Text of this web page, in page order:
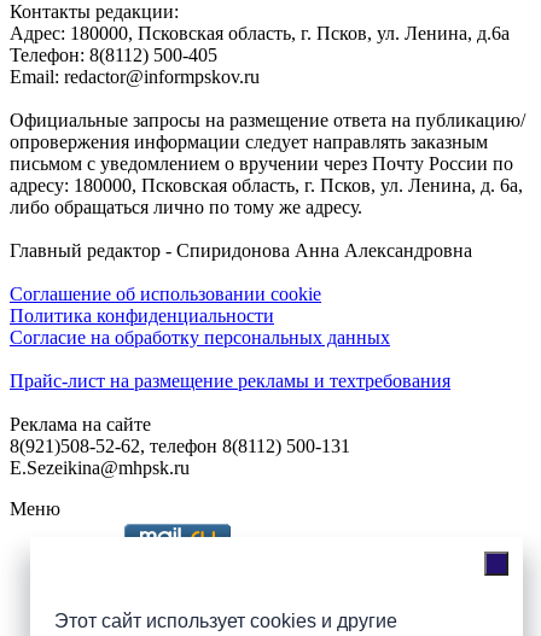
Этот сайт использует cookies и другие
Контакты редакции:
Адреc: 180000, Псковская область, г. Псков, ул. Ленина, д.6а
Телефон: 8(8112) 500-405
Email: redactor@informpskov.ru
Официальные запросы на размещение ответа на публикацию/
опровержения информации следует направлять заказным
письмом с уведомлением о вручении через Почту России по
адресу: 180000, Псковская область, г. Псков, ул. Ленина, д. 6а,
либо обращаться лично по тому же адресу.
Главный редактор - Спиридонова Анна Александровна
Соглашение об использовании cookie
Политика конфиденциальности
Согласие на обработку персональных данных
Прайс-лист на размещение рекламы и техтребования
Реклама на сайте
8(921)508-52-62, телефон 8(8112) 500-131
E.Sezeikina@mhpsk.ru
Меню